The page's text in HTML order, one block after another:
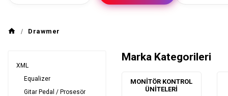
Drawmer
XML
Equalizer
Gitar Pedal / Prosesör
Marka Kategorileri
MONITÖR KONTROL
ÜNITELERI